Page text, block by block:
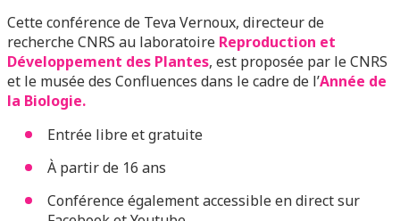
Cette conférence de Teva Vernoux, directeur de
recherche CNRS au laboratoire Reproduction et
Développement des Plantes, est proposée par le CNRS
et le musée des Confluences dans le cadre de l’Année de
la Biologie.
Entrée libre et gratuite
À partir de 16 ans
Conférence également accessible en direct sur